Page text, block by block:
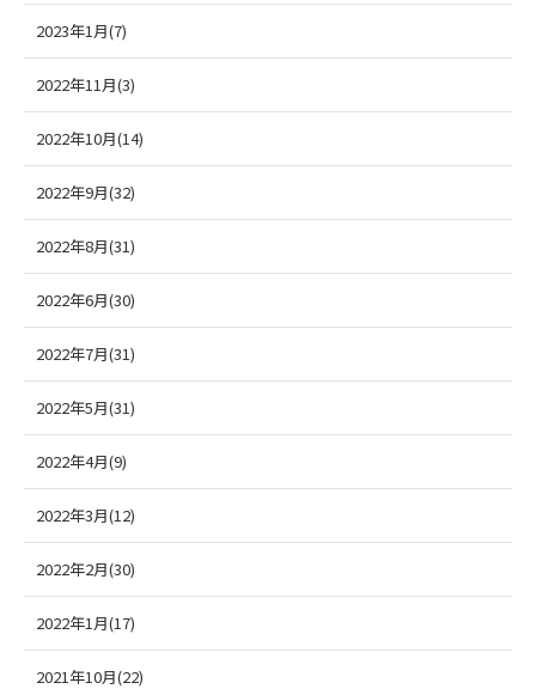
2023年1月(7)
2022年11月(3)
2022年10月(14)
2022年9月(32)
2022年8月(31)
2022年6月(30)
2022年7月(31)
2022年5月(31)
2022年4月(9)
2022年3月(12)
2022年2月(30)
2022年1月(17)
2021年10月(22)